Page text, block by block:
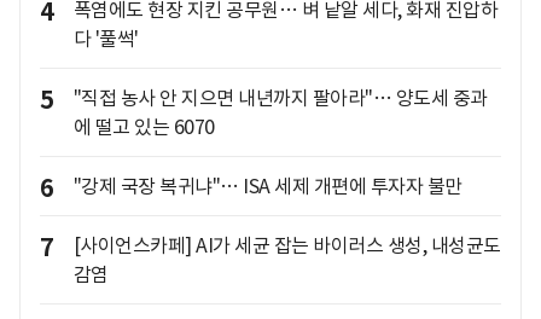
4
폭염에도 현장 지킨 공무원… 벼 낱알 세다, 화재 진압하
다 '풀썩'
5
"직접 농사 안 지으면 내년까지 팔아라"… 양도세 중과
에 떨고 있는 6070
6 "강제 국장 복귀냐"… ISA 세제 개편에 투자자 불만
7
[사이언스카페] AI가 세균 잡는 바이러스 생성, 내성균도
감염